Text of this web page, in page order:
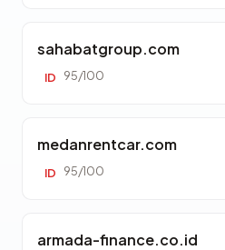
sahabatgroup.com
ID 95/100
medanrentcar.com
ID 95/100
armada-finance.co.id